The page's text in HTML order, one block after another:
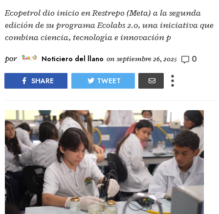
Ecopetrol dio inicio en Restrepo (Meta) a la segunda
edición de su programa Ecolabs 2.0, una iniciativa que
combina ciencia, tecnología e innovación p
por Noticiero del llano on septiembre 26, 2025 0
SHARE TWEET